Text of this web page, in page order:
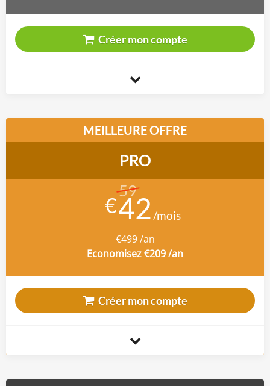
Créer mon compte
MEILLEURE OFFRE
PRO
59
€
€499 /an
Economisez €209 /an
Créer mon compte